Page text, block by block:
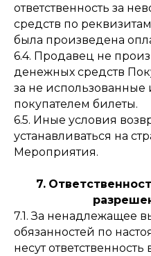
ответственность за
средств по
была произведена
6.4. Продавец не
денежных средств
за не использованные
покупателем билеты.
6.5. Иные условия
устанавливаться на
Мероприятия.
7.
7.1. За ненадлежащее
обязанностей по
несут ответственность